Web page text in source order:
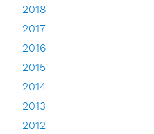
2018
2017
2016
2015
2014
2013
2012